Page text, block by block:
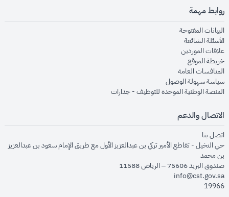
روابط مهمة
البيانات المفتوحةopens in new window
الأسئلة الشائعةopens in new window
علاقات الموردينopens in new window
خريطة الموقعopens in new window
المنافسات العامةopens in new window
سياسة سهولة الوصولopens in new window
المنصة الوطنية الموحدة للتوظيف - جداراتopens in new window
الاتصال والدعم
اتصل بنا
حي النخيل - تقاطع الأمير تركي بن عبدالعزيز الأول مع طريق الإمام سعود بن عبدالعزيز
بن محمد
صندوق البريد 75606 – الرياض 11588
info@cst.gov.sa
19966